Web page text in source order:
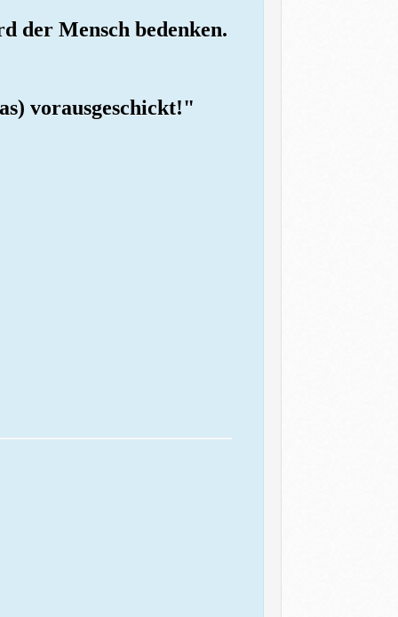
der Mensch bedenken.
vorausgeschickt!"